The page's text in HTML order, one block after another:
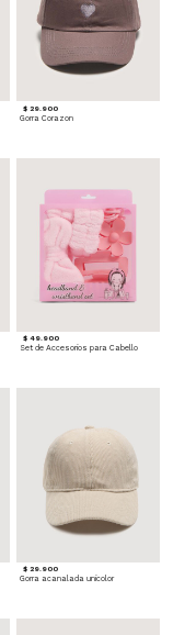
$ 29.900
Gorra Corazon
$ 49.900
Set de Accesorios para Cabello
$ 29.900
Gorra acanalada unicolor